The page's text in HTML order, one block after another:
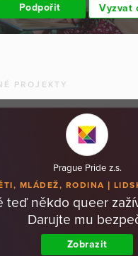
Podpořit Vyzvat
PROJEKTY
Prague Pride z.s.
MLÁDEŽ, RODINA
teď někdo queer
Darujte mu
Zobrazit